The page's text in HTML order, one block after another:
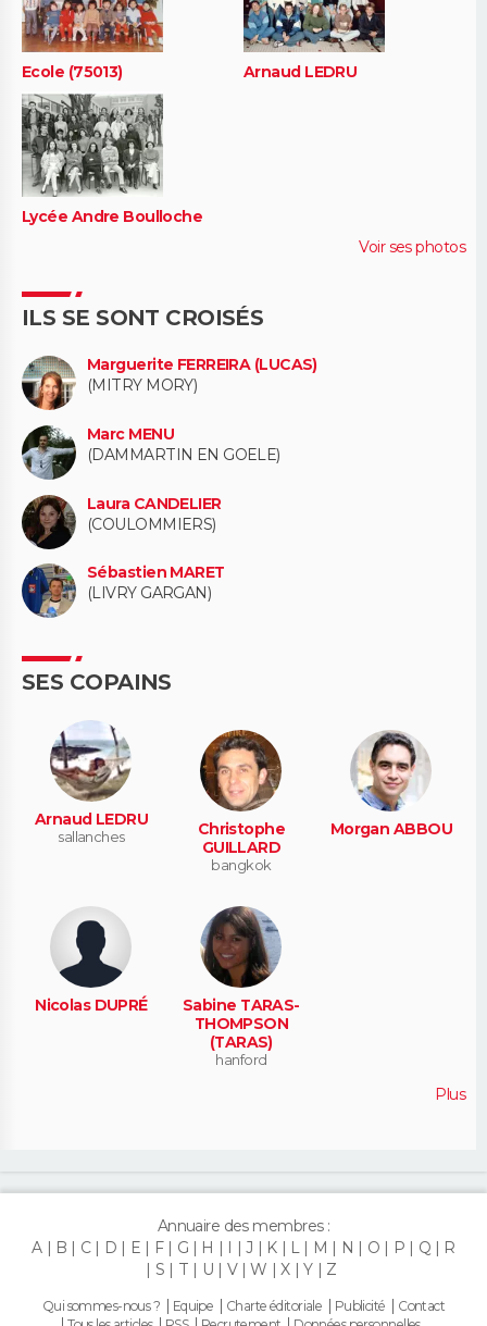
Ecole (75013) Arnaud LEDRU
Lycée Andre Boulloche
Voir ses photos
ILS SE SONT CROISÉS
Marguerite FERREIRA (LUCAS)
(MITRY MORY)
Marc MENU
(DAMMARTIN EN GOELE)
Laura CANDELIER
(COULOMMIERS)
Sébastien MARET
(LIVRY GARGAN)
SES COPAINS
Arnaud LEDRU
sallanches
Christophe
GUILLARD
bangkok
Morgan ABBOU
Nicolas DUPRÉ
Sabine TARAS-
THOMPSON
(TARAS)
hanford
Plus
Annuaire des membres :
A
B C D E F G H I J K L M N O P Q
R
S
T U V W X Y Z
Qui sommes-nous ? Equipe Charte éditoriale Publicité
Contact